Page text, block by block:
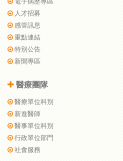
人才招募
感管訊息
重點連結
特別公告
新聞專區
醫療團隊
醫療單位科別
新進醫師
醫事單位科別
行政單位部門
社會服務